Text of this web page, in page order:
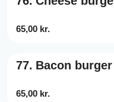
65,00 kr.
77. Bacon burger
65,00 kr.